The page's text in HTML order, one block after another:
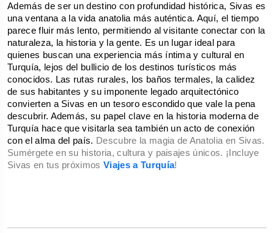
Además de ser un destino con profundidad histórica, Sivas es
una ventana a la vida anatolia más auténtica. Aquí, el tiempo
parece fluir más lento, permitiendo al visitante conectar con la
naturaleza, la historia y la gente. Es un lugar ideal para
quienes buscan una experiencia más íntima y cultural en
Turquía, lejos del bullicio de los destinos turísticos más
conocidos. Las rutas rurales, los baños termales, la calidez
de sus habitantes y su imponente legado arquitectónico
convierten a Sivas en un tesoro escondido que vale la pena
descubrir. Además, su papel clave en la historia moderna de
Turquía hace que visitarla sea también un acto de conexión
con el alma del país. Descubre la magia de Anatolia en Sivas.
Sumérgete en su historia, cultura y paisajes únicos. ¡Incluye
Sivas en tus próximosViajes a Turquía!